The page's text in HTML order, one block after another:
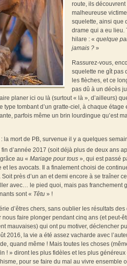
route, ils découvrent
malheureuse
squelette, ainsi que
drame qui a eu lieu.
hilare : « quelque
jamais ? »
Rassurez-vous,
squelette ne gît pas
les flèches, et ce
pas dû à un décès
planer ici ou là (surtout « là », d’ailleurs)
tombant d’un gratte-ciel, à chaque étage
parfois même un brin lourdingue qu’est
la mort de PB, survenue il y a quelques
d’année 2017 (soit déjà plus de deux ans
au « Mariage pour tous », qui est passé
les avocats. Il a finalement choisi de
près d’un an et demi encore à se traîner
avec… le pied quoi, mais pas franchement
sont « Têtu » !
d’êtres chers, sans oublier les résultats
faire plonger pendant cinq ans (et peut-
mauvaises) qui ont pu motiver, déclencher
2016, la vie a été assez vacharde avec
quand même ! Mais toutes les choses
! » diront les plus fidèles et les plus
pour se faire du mal au vivre ensemble